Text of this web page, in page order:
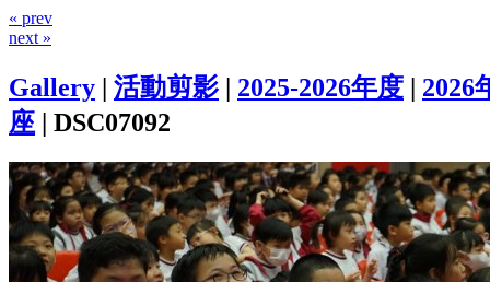
« prev
next »
Gallery | 活動剪影 | 2025-2026年度 | 2026
座 | DSC07092